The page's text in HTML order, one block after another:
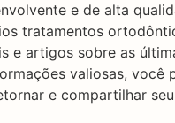
e de alta
tratamentos
e artigos sobre as
valiosas, você
e compartilhar